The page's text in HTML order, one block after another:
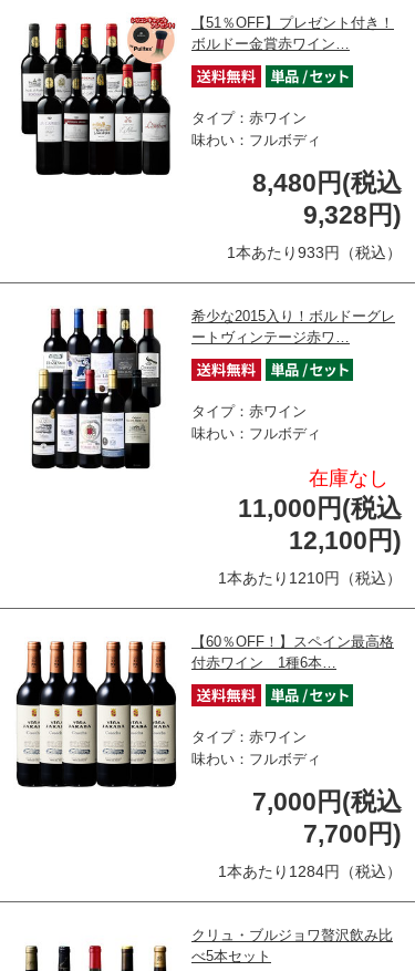
【51％OFF】プレゼント付き！
ボルドー金賞赤ワイン…
タイプ：赤ワイン
味わい：フルボディ
8,480円(税込
9,328円)
1本あたり933円（税込）
希少な2015入り！ボルドーグレ
ートヴィンテージ赤ワ…
タイプ：赤ワイン
味わい：フルボディ
在庫なし
11,000円(税込
12,100円)
1本あたり1210円（税込）
【60％OFF！】スペイン最高格
付赤ワイン 1種6本…
タイプ：赤ワイン
味わい：フルボディ
7,000円(税込
7,700円)
1本あたり1284円（税込）
クリュ・ブルジョワ贅沢飲み比
べ5本セット